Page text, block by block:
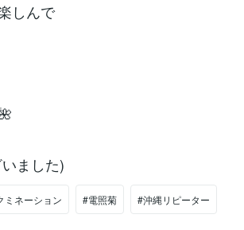
しんで
ました)
ミネーション #電照菊 #沖縄リピーター